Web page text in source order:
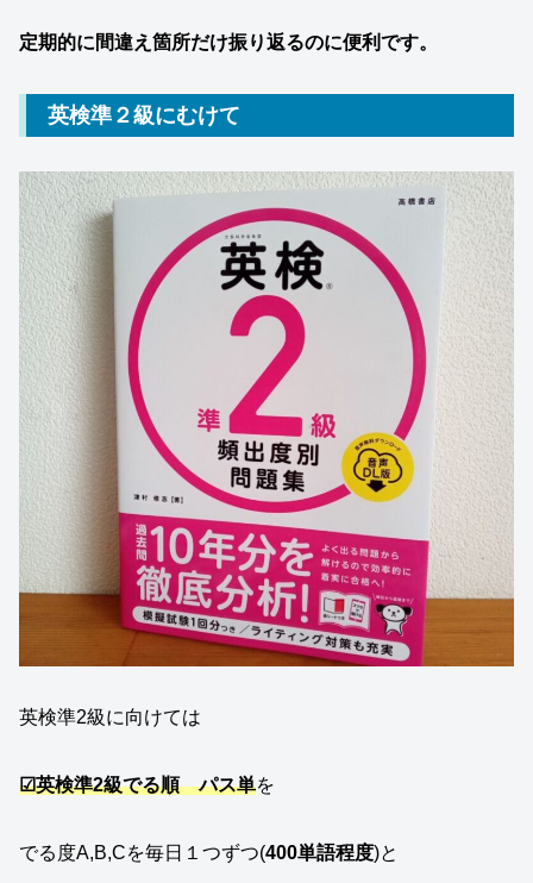
定期的に間違え箇所だけ振り返るのに便利です。
英検準２級にむけて
英検準2級に向けては
☑英検準2級でる順 パス単を
でる度A,B,Cを毎日１つずつ(400単語程度)と